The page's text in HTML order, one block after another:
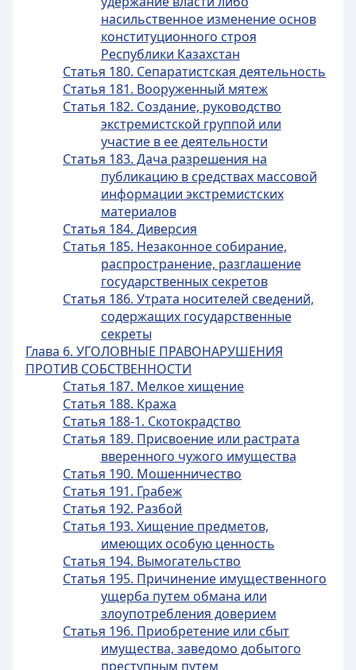
насильственное изменение основ
конституционного строя
Республики Казахстан
Статья 180. Сепаратистская деятельность
Статья 181. Вооруженный мятеж
Статья 182. Создание, руководство
экстремистской группой или
участие в ее деятельности
Статья 183. Дача разрешения на
публикацию в средствах массовой
информации экстремистских
материалов
Статья 184. Диверсия
Статья 185. Незаконное собирание,
распространение, разглашение
государственных секретов
Статья 186. Утрата носителей сведений,
содержащих государственные
секреты
Глава 6. УГОЛОВНЫЕ ПРАВОНАРУШЕНИЯ
ПРОТИВ СОБСТВЕННОСТИ
Статья 187. Мелкое хищение
Статья 188. Кража
Статья 188-1. Скотокрадство
Статья 189. Присвоение или растрата
вверенного чужого имущества
Статья 190. Мошенничество
Статья 191. Грабеж
Статья 192. Разбой
Статья 193. Хищение предметов,
имеющих особую ценность
Статья 194. Вымогательство
Статья 195. Причинение имущественного
ущерба путем обмана или
злоупотребления доверием
Статья 196. Приобретение или сбыт
имущества, заведомо добытого
преступным путем